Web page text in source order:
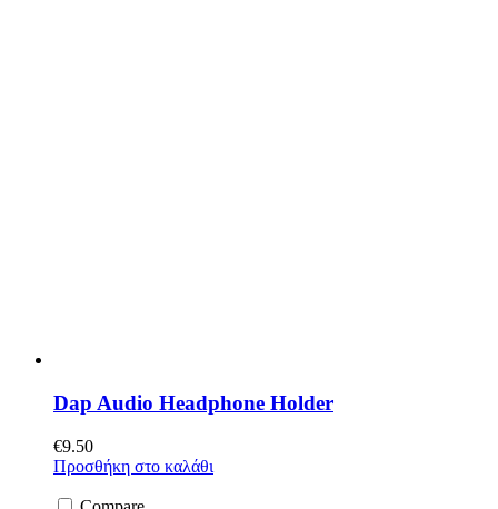
Dap Audio Headphone Holder
€9.50
Προσθήκη στο καλάθι